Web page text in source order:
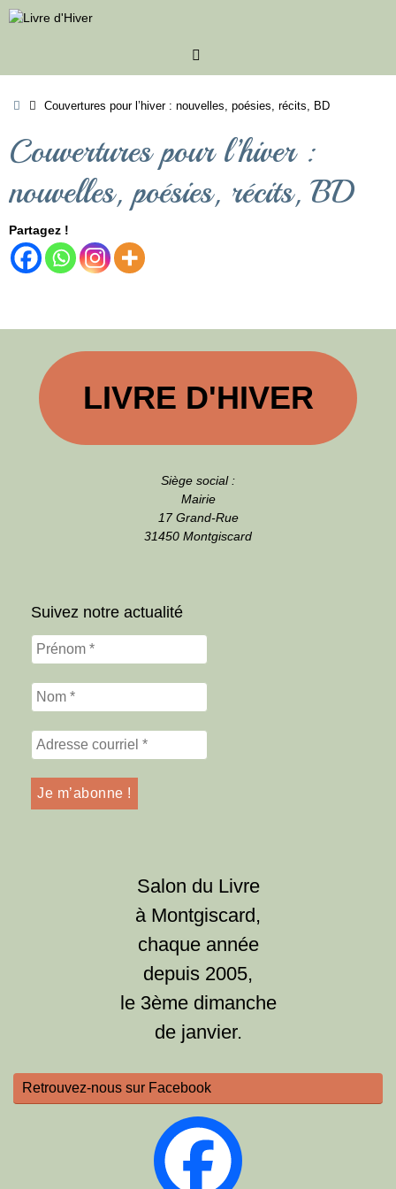
Passer
au
AccueilCouvertures pour l’hiver : nouvelles, poésies, récits, BD
Couvertures pour l’hiver :
nouvelles, poésies, récits, BD
Partagez !
LIVRE D'HIVER
Siège social :
Mairie
17 Grand-Rue
31450 Montgiscard
Suivez notre actualité
Salon du Livre
à Montgiscard,
chaque année
depuis 2005,
le 3ème dimanche
de janvier.
Retrouvez-nous sur Facebook